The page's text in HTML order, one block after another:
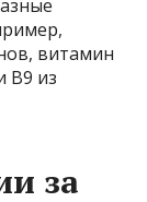
витамин
B9 из
за